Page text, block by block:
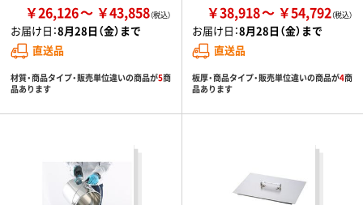
￥26,126 ￥43,858
お届け日：8月28日（金）まで
直送品
材質・商品タイプ・販売単位違いの商品が5商
品あります
￥38,918 ￥54,792
お届け日：8月28日（金）まで
直送品
板厚・商品タイプ・販売単位違いの商品が4商
品あります